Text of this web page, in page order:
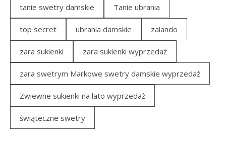
tanie swetry damskie Tanie ubrania
top secret ubrania damskie zalando
zara sukienki zara sukienki wyprzedaż
zara swetrym Markowe swetry damskie wyprzedaż
Zwiewne sukienki na lato wyprzedaż
świąteczne swetry